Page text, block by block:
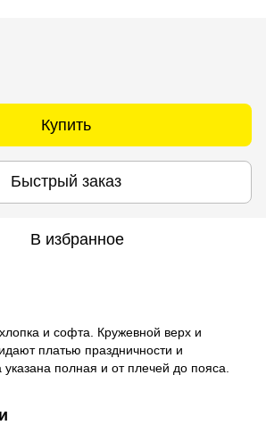
Купить
Быстрый заказ
В избранное
и софта. Кружевной верх и
платью праздничности и
указана полная и от плечей до пояса.